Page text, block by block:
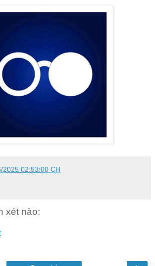
2025 02:53:00 CH
xét nào: